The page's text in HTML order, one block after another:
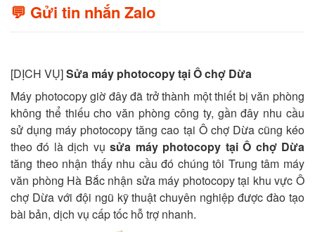
💬 Gửi tin nhắn Zalo
[DỊCH VỤ]Sửa máy photocopy tại Ô chợ Dừa
Máy photocopy giờ đây đã trở thành một thiết bị văn phòng
không thể thiếu cho văn phòng công ty, gần đây nhu cầu
sử dụng máy photocopy tăng cao tại Ô chợ Dừa cũng kéo
theo đó là dịch vụsửa máy photocopy tại Ô chợ Dừa
tăng theo nhận thấy nhu cầu đó chúng tôi Trung tâm máy
văn phòng Hà Bắc nhận sửa máy photocopy tại khu vực Ô
chợ Dừa với đội ngũ kỹ thuật chuyên nghiệp được đào tạo
bài bản, dịch vụ cấp tốc hỗ trợ nhanh.